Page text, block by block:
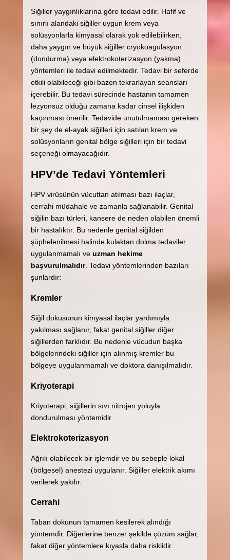
Siğiller yaygınlıklarına göre tedavi edilir. Hafif ve
sınırlı alandaki siğiller uygun krem veya
solüsyonlarla kimyasal olarak yok edilebilirken,
daha yaygın ve büyük siğiller cryokoagulasyon
(dondurma) veya elektrokoterizasyon (yakma)
yöntemleri ile tedavi edilmektedir. Tedavi bir seferde
etkili olabileceği gibi bazen tekrarlayan seansları
içerebilir. Bu tedavi sürecinde hastanın tamamen
lezyonsuz olduğu zamana kadar cinsel ilişkiden
kaçınması önerilir. Tedavide unutulmaması gereken
bir şey de el-ayak siğilleri için satılan krem ve
solüsyonların genital bölge siğilleri için bir tedavi
seçeneği olmayacağıdır.
HPV’de Tedavi Yöntemleri
HPV virüsünün vücuttan atılması bazı ilaçlar,
cerrahi müdahale ve zamanla sağlanabilir. Genital
siğilin bazı türleri, kansere de neden olabilen önemli
bir hastalıktır. Bu nedenle genital siğilden
şüphelenilmesi halinde kulaktan dolma tedaviler
uygulanmamalı ve uzman hekime
başvurulmalıdır. Tedavi yöntemlerinden bazıları
şunlardır:
Kremler
Siğil dokusunun kimyasal ilaçlar yardımıyla
yakılması sağlanır, fakat genital siğiller diğer
siğillerden farklıdır. Bu nedenle vücudun başka
bölgelerindeki siğiller için alınmış kremler bu
bölgeye uygulanmamalı ve doktora danışılmalıdır.
Kriyoterapi
Kriyoterapi, siğillerin sıvı nitrojen yoluyla
dondurulması yöntemidir.
Elektrokoterizasyon
Ağrılı olabilecek bir işlemdir ve bu sebeple lokal
(bölgesel) anestezi uygulanır. Siğiller elektrik akımı
verilerek yakılır.
Cerrahi
Taban dokunun tamamen kesilerek alındığı
yöntemdir. Diğerlerine benzer şekilde çözüm sağlar,
fakat diğer yöntemlere kıyasla daha risklidir.